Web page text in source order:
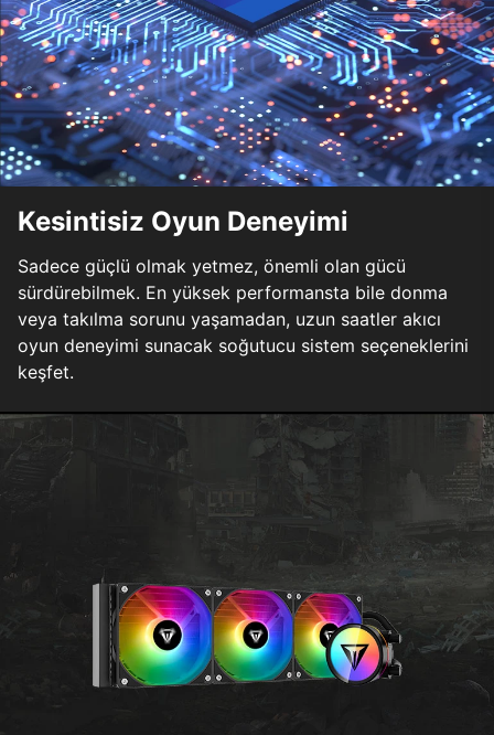
Kesintisiz Oyun Deneyimi
Sadece güçlü olmak yetmez, önemli olan gücü
sürdürebilmek. En yüksek performansta bile donma
veya takılma sorunu yaşamadan, uzun saatler akıcı
oyun deneyimi sunacak soğutucu sistem seçeneklerini
keşfet.